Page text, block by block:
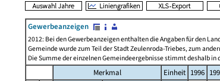
Gewerbeanzeigen
2012: Bei den Gewerbeanzeigen enthalten die Angaben für den
Gemeinde wurde zum Teil der Stadt Zeulenroda-Triebes, zum
Die Summe der einzelnen Gemeindeergebnisse stimmt deshalb
Merkmal Einheit 1996